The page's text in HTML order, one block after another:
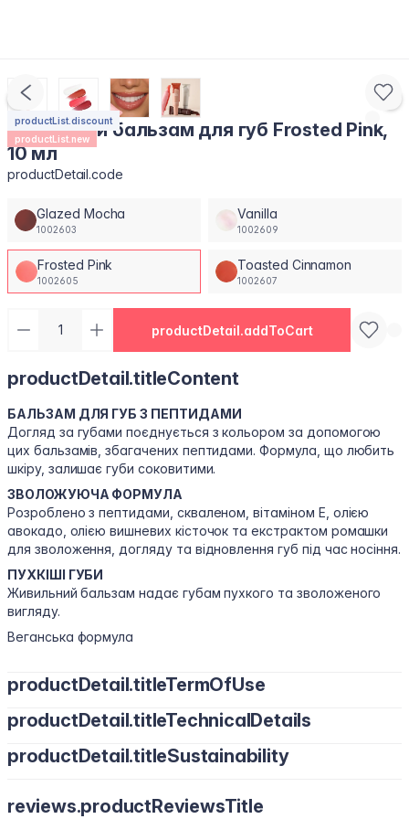
productList.discount
productList.new
Пептидний бальзам для губ Frosted Pink,
10 мл
productDetail.code
Glazed Mocha
1002603
Vanilla
1002609
Frosted Pink
1002605
Toasted Cinnamon
1002607
productDetail.addToCart
productDetail.titleContent
БАЛЬЗАМ ДЛЯ ГУБ З ПЕПТИДАМИ
Догляд за губами поєднується з кольором за допомогою
цих бальзамів, збагачених пептидами. Формула, що любить
шкіру, залишає губи соковитими.
ЗВОЛОЖУЮЧА ФОРМУЛА
Розроблено з пептидами, скваленом, вітаміном Е, олією
авокадо, олією вишневих кісточок та екстрактом ромашки
для зволоження, догляду та відновлення губ під час носіння.
ПУХКІШІ ГУБИ
Живильний бальзам надає губам пухкого та зволоженого
вигляду.
Веганська формула
productDetail.titleTermOfUse
Нанеси бальзам на губи та розподіли за допомогою
аплікатора.
Використовуй самостійно для природного блиску або
та виразності.
productDetail.titleTechnicalDetails
Пептиди: допомагають розгладити дрібні зморшки,
productDetail.titleSustainability
силікону, без спирту, без мінеральної олії, без тальку, без
reviews.productReviewsTitle